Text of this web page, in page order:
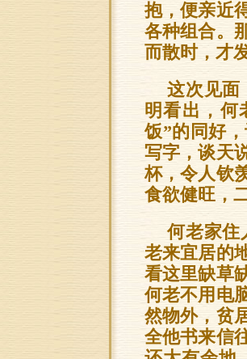
抱，便亲近
各种组合。
而散时，才
这次见面
明看出，何
饭”的同好
写字，谈天
杯，令人钦
食欲健旺，
何老家住
老来宜居的
看这里缺草
何老不用电
然物外，贫
全他书来信